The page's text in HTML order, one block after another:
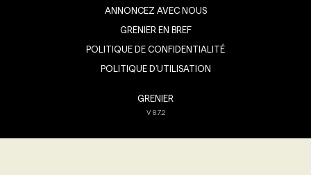
ANNONCEZ AVEC NOUS
GRENIER EN BREF
POLITIQUE DE CONFIDENTIALITÉ
POLITIQUE D’UTILISATION
GRENIER
V8.7.2